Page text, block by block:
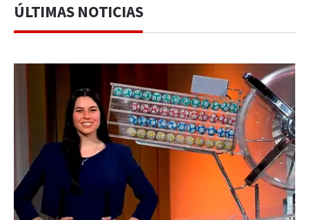
ÚLTIMAS NOTICIAS